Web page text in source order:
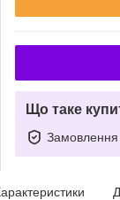
Що таке
Замовлення